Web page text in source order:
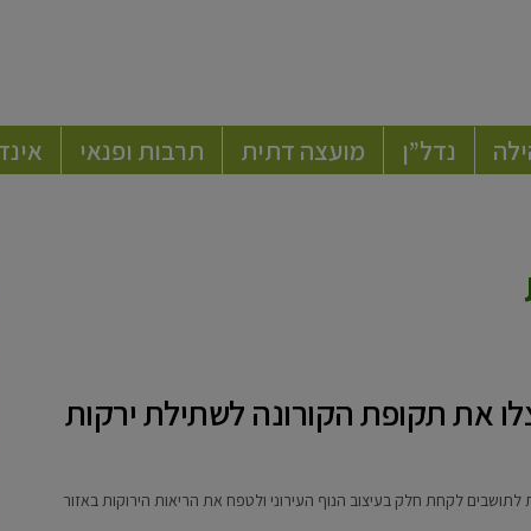
נדל”ן מועצה דתית תרבות ופנאי
את תקופת הקורונה לשתילת ירקות
לקחת חלק בעיצוב הנוף העירוני ולטפח את הריאות הירוקות באזור